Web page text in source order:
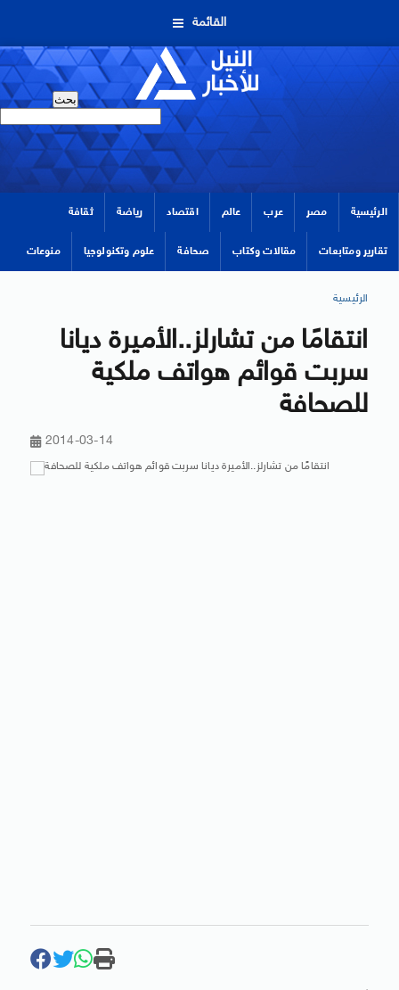
القائمة
الرئيسية مصر عرب عالم اقتصاد رياضة ثقافة
تقارير ومتابعات مقالات وكتاب صحافة علوم وتكنولوجيا منوعات
الرئيسية
انتقامًا من تشارلز..الأميرة ديانا
سربت قوائم هواتف ملكية
للصحافة
2014-03-14